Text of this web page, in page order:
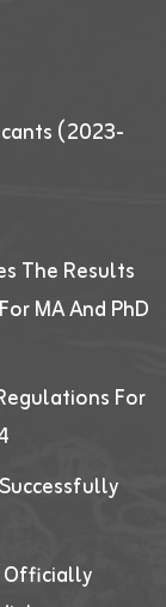
(2023-
The Results
MA And PhD
For
Officially